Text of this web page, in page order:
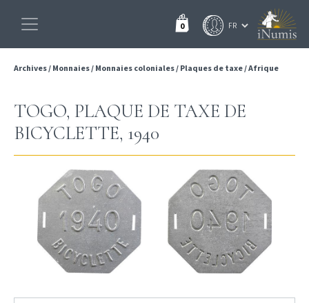
0
Archives/ Monnaies/ Monnaies coloniales/ Plaques de taxe/Afrique
TOGO, PLAQUE DE TAXE DE
BICYCLETTE, 1940